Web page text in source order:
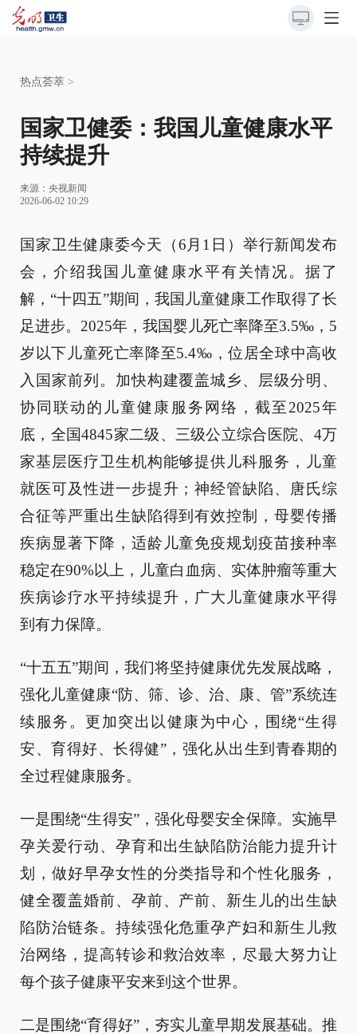
热点荟萃 >
国家卫健委：我国儿童健康水平
持续提升
来源： 央视新闻
2026-06-02 10:29
国家卫生健康委今天（6月1日）举行新闻发布
会，介绍我国儿童健康水平有关情况。据了
解，“十四五”期间，我国儿童健康工作取得了长
足进步。2025年，我国婴儿死亡率降至3.5‰，5
岁以下儿童死亡率降至5.4‰，位居全球中高收
入国家前列。加快构建覆盖城乡、层级分明、
协同联动的儿童健康服务网络，截至2025年
底，全国4845家二级、三级公立综合医院、4万
家基层医疗卫生机构能够提供儿科服务，儿童
就医可及性进一步提升；神经管缺陷、唐氏综
合征等严重出生缺陷得到有效控制，母婴传播
疾病显著下降，适龄儿童免疫规划疫苗接种率
稳定在90%以上，儿童白血病、实体肿瘤等重大
疾病诊疗水平持续提升，广大儿童健康水平得
到有力保障。
“十五五”期间，我们将坚持健康优先发展战略，
强化儿童健康“防、筛、诊、治、康、管”系统连
续服务。更加突出以健康为中心，围绕“生得
安、育得好、长得健”，强化从出生到青春期的
全过程健康服务。
一是围绕“生得安”，强化母婴安全保障。实施早
孕关爱行动、孕育和出生缺陷防治能力提升计
划，做好早孕女性的分类指导和个性化服务，
健全覆盖婚前、孕前、产前、新生儿的出生缺
陷防治链条。持续强化危重孕产妇和新生儿救
治网络，提高转诊和救治效率，尽最大努力让
每个孩子健康平安来到这个世界。
二是围绕“育得好”，夯实儿童早期发展基础。推